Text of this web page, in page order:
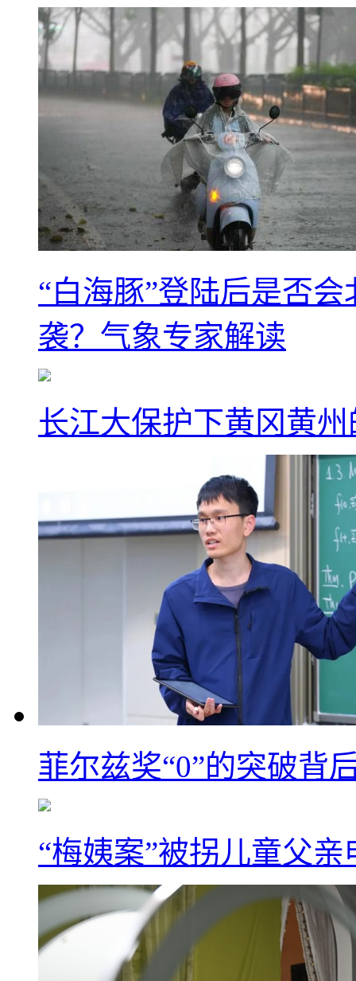
“白海豚”登陆后是否
袭？气象专家解读
长江大保护下黄冈黄
菲尔兹奖“0”的突破背
“梅姨案”被拐儿童父